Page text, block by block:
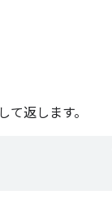
返します。